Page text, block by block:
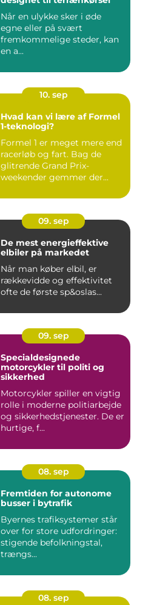
Når en ulykke sker i øde
egne eller på svært
fremkommelige steder, kan
en a...
10. sep
Hvad kan vi lære af Formel
1-teknologi?
Formel 1 er meget mere end
racerløb og fart. Bag de
glitrende Grand Prix-
weekender gemmer der...
09. sep
De mest energieffektive
elbiler på markedet
Når man køber elbil, er
rækkevidde og effektivitet
ofte de første sp&oslas...
09. sep
Specialdesignede
motorcykler til politi og
sikkerhed
Motorcykler spiller en vigtig
rolle i moderne politiarbejde
og sikkerhedstjenester. De er
hurtige, f...
08. sep
Fremtiden for autonome
busser i bytrafik
Byernes trafiksystemer står
over for store udfordringer:
stigende befolkningstal,
trængs...
08. sep